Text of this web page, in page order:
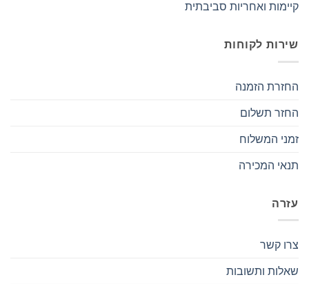
קיימות ואחריות סביבתית
שירות לקוחות
החזרת הזמנה
החזר תשלום
זמני המשלוח
תנאי המכירה
עזרה
צרו קשר
שאלות ותשובות